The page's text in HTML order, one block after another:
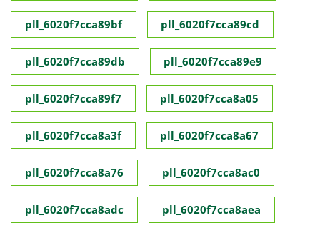
pll_6020f7cca89bf pll_6020f7cca89cd
pll_6020f7cca89db pll_6020f7cca89e9
pll_6020f7cca89f7 pll_6020f7cca8a05
pll_6020f7cca8a3f pll_6020f7cca8a67
pll_6020f7cca8a76 pll_6020f7cca8ac0
pll_6020f7cca8adc pll_6020f7cca8aea